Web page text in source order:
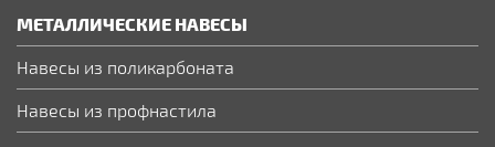
МЕТАЛЛИЧЕСКИЕ НАВЕСЫ
Навесы из поликарбоната
Навесы из профнастила